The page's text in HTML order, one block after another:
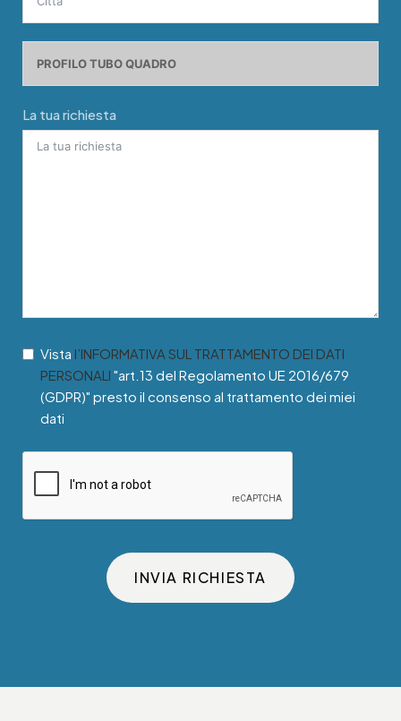
La tua richiesta
Vista l’INFORMATIVA SUL TRATTAMENTO DEI DATI
PERSONALI "art.13 del Regolamento UE 2016/679
(GDPR)" presto il consenso al trattamento dei miei
dati
INVIA RICHIESTA